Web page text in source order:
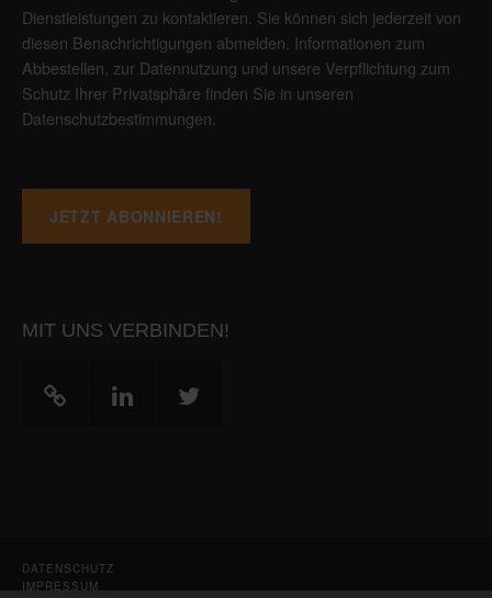
Dienstleistungen zu kontaktieren. Sie können sich jederzeit von
diesen Benachrichtigungen abmelden. Informationen zum
Abbestellen, zur Datennutzung und unsere Verpflichtung zum
Schutz Ihrer Privatsphäre finden Sie in unseren
Datenschutzbestimmungen
MIT UNS VERBINDEN!
DATENSCHUTZ
IMPRESSUM